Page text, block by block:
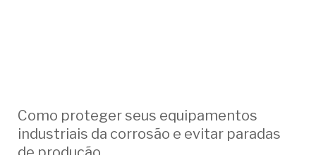
Como proteger seus equipamentos
industriais da corrosão e evitar paradas